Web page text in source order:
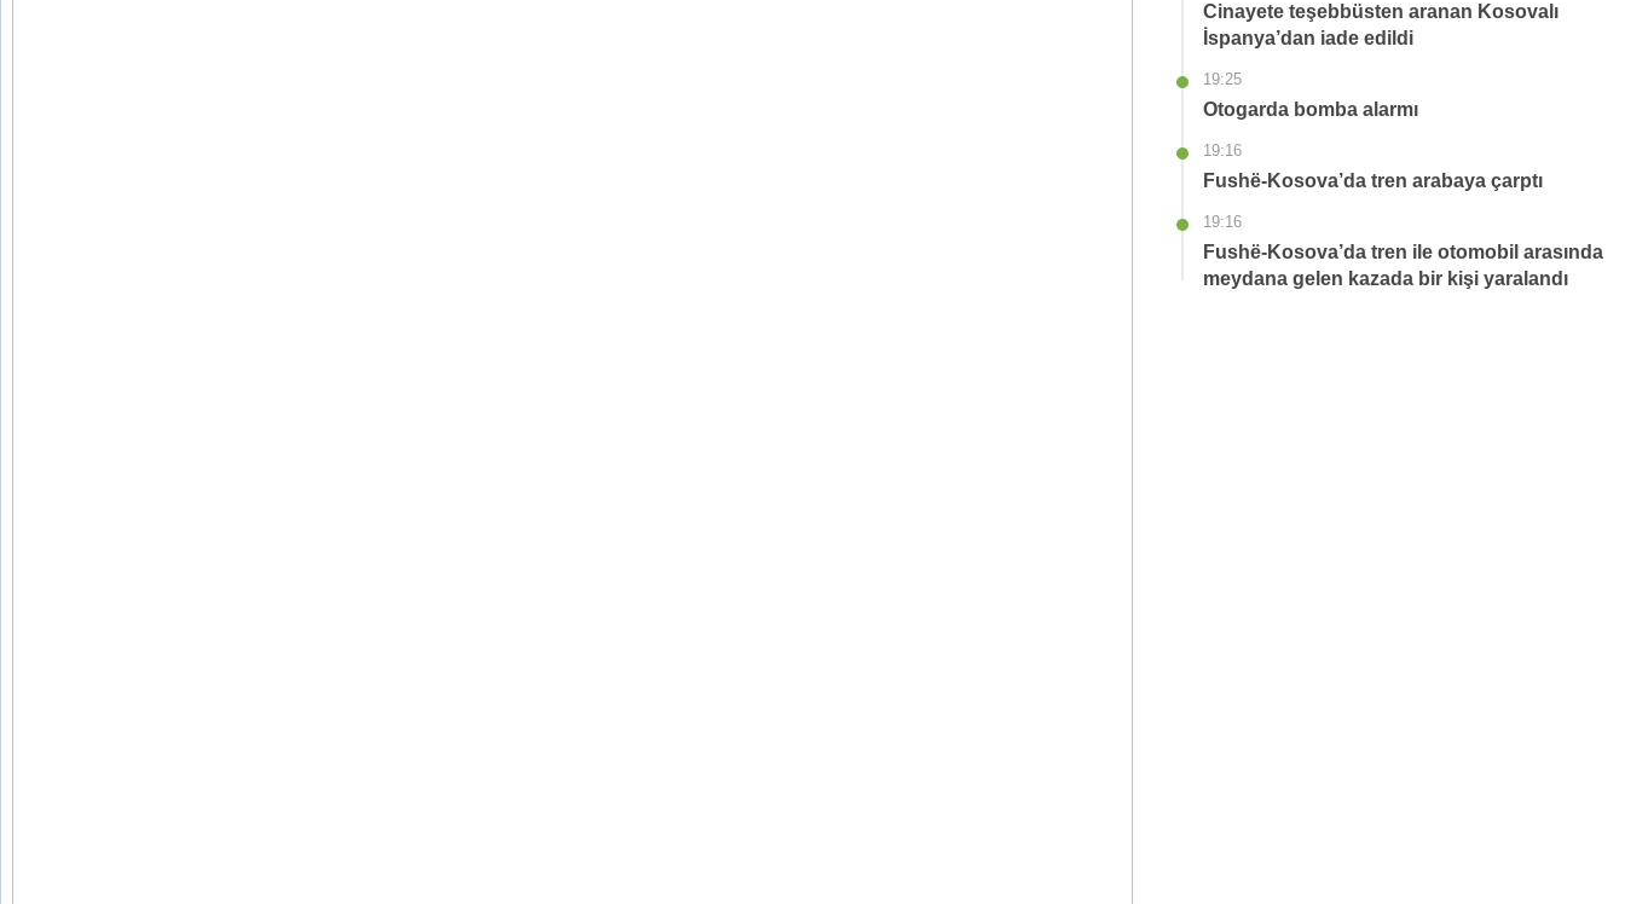
Cinayete teşebbüsten aranan Kosovalı
İspanya’dan iade edildi
19:25
Otogarda bomba alarmı
19:16
Fushë-Kosova’da tren arabaya çarptı
19:16
Fushë-Kosova’da tren ile otomobil arasında
meydana gelen kazada bir kişi yaralandı